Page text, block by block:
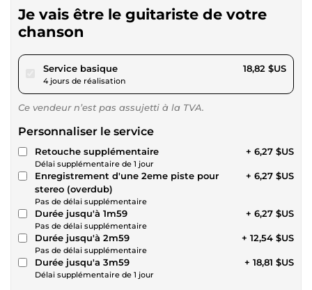
Je vais être le guitariste de votre
chanson
Service basiquepour 17,34 $US
4 jours de réalisation
18,82 $US
Ce vendeur n’est pas assujetti à la TVA.
Personnaliser le service
Retouche supplémentaire
Délai supplémentaire de 1 jour
+ 6,27 $US
Enregistrement d'une 2eme piste pour
stereo (overdub)
Pas de délai supplémentaire
+ 6,27 $US
Durée jusqu'à 1m59
Pas de délai supplémentaire
+ 6,27 $US
Durée jusqu'à 2m59
Pas de délai supplémentaire
+ 12,54 $US
Durée jusqu'a 3m59
Délai supplémentaire de 1 jour
+ 18,81 $US